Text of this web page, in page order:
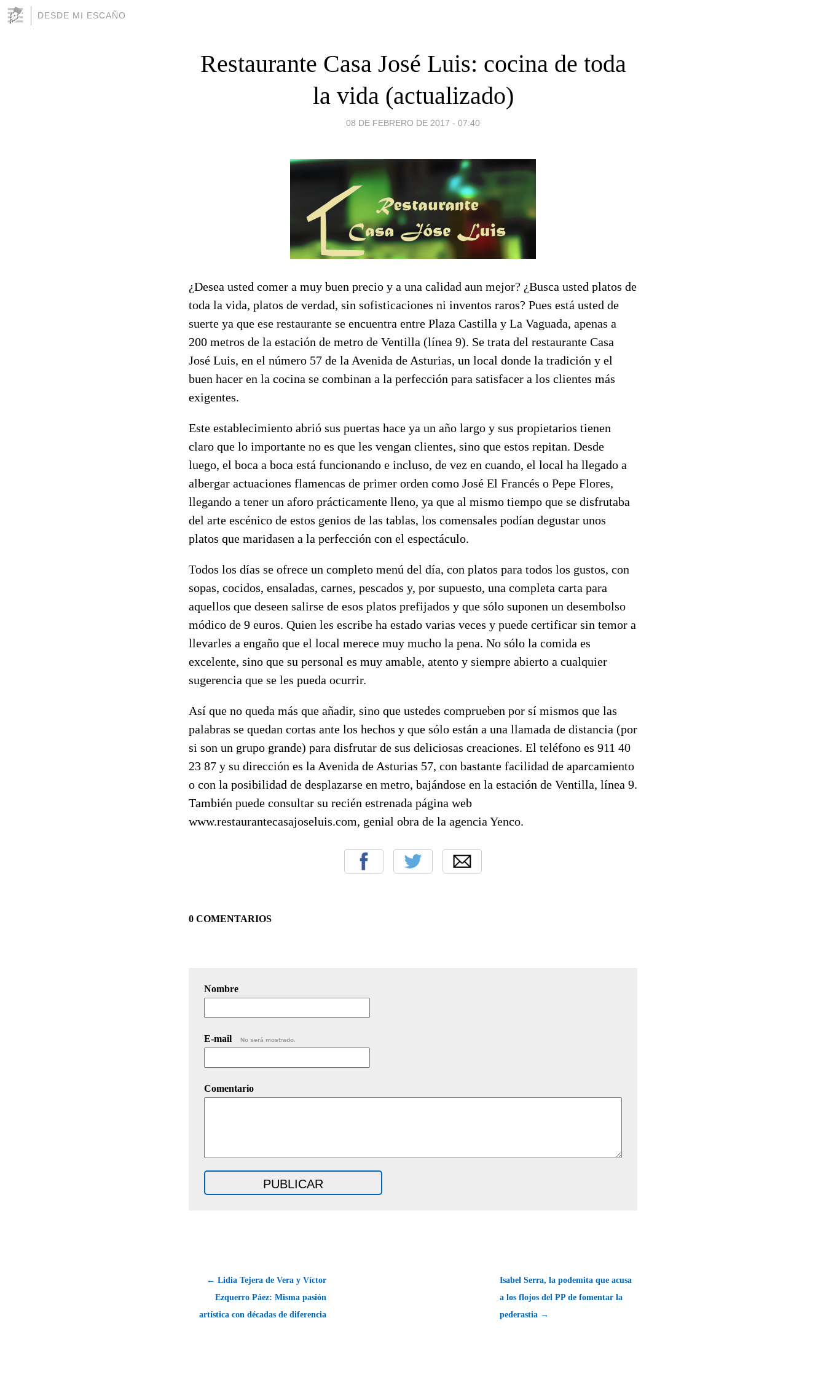
DESDE MI ESCAÑO
Restaurante Casa José Luis: cocina de toda
la vida (actualizado)
08 DE FEBRERO DE 2017 - 07:40
¿Desea usted comer a muy buen precio y a una calidad aun mejor? ¿Busca usted platos de
toda la vida, platos de verdad, sin sofisticaciones ni inventos raros? Pues está usted de
suerte ya que ese restaurante se encuentra entre Plaza Castilla y La Vaguada, apenas a
200 metros de la estación de metro de Ventilla (línea 9). Se trata del restaurante Casa
José Luis, en el número 57 de la Avenida de Asturias, un local donde la tradición y el
buen hacer en la cocina se combinan a la perfección para satisfacer a los clientes más
exigentes.
Este establecimiento abrió sus puertas hace ya un año largo y sus propietarios tienen
claro que lo importante no es que les vengan clientes, sino que estos repitan. Desde
luego, el boca a boca está funcionando e incluso, de vez en cuando, el local ha llegado a
albergar actuaciones flamencas de primer orden como José El Francés o Pepe Flores,
llegando a tener un aforo prácticamente lleno, ya que al mismo tiempo que se disfrutaba
del arte escénico de estos genios de las tablas, los comensales podían degustar unos
platos que maridasen a la perfección con el espectáculo.
Todos los días se ofrece un completo menú del día, con platos para todos los gustos, con
sopas, cocidos, ensaladas, carnes, pescados y, por supuesto, una completa carta para
aquellos que deseen salirse de esos platos prefijados y que sólo suponen un desembolso
módico de 9 euros. Quien les escribe ha estado varias veces y puede certificar sin temor a
llevarles a engaño que el local merece muy mucho la pena. No sólo la comida es
excelente, sino que su personal es muy amable, atento y siempre abierto a cualquier
sugerencia que se les pueda ocurrir.
Así que no queda más que añadir, sino que ustedes comprueben por sí mismos que las
palabras se quedan cortas ante los hechos y que sólo están a una llamada de distancia (por
si son un grupo grande) para disfrutar de sus deliciosas creaciones. El teléfono es 911 40
23 87 y su dirección es la Avenida de Asturias 57, con bastante facilidad de aparcamiento
o con la posibilidad de desplazarse en metro, bajándose en la estación de Ventilla, línea 9.
También puede consultar su recién estrenada página web
www.restaurantecasajoseluis.com, genial obra de la agencia Yenco.
0 COMENTARIOS
Nombre
E-mail No será mostrado.
Comentario
← Lidia Tejera de Vera y Víctor
Ezquerro Páez: Misma pasión
artística con décadas de diferencia
Isabel Serra, la podemita que acusa
a los flojos del PP de fomentar la
pederastia →